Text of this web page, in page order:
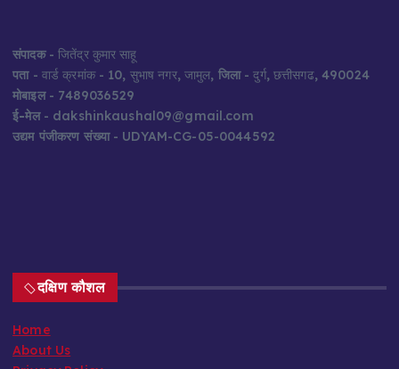
संपादक- जितेंद्र कुमार साहू
पता- वार्ड क्रमांक - 10, सुभाष नगर, जामुल, जिला- दुर्ग, छत्तीसगढ, 490024
मोबाइल- 7489036529
ई-मेल- dakshinkaushal09@gmail.com
उद्यम पंजीकरण संख्या- UDYAM-CG-05-0044592
दक्षिण कौशल
Home
About Us